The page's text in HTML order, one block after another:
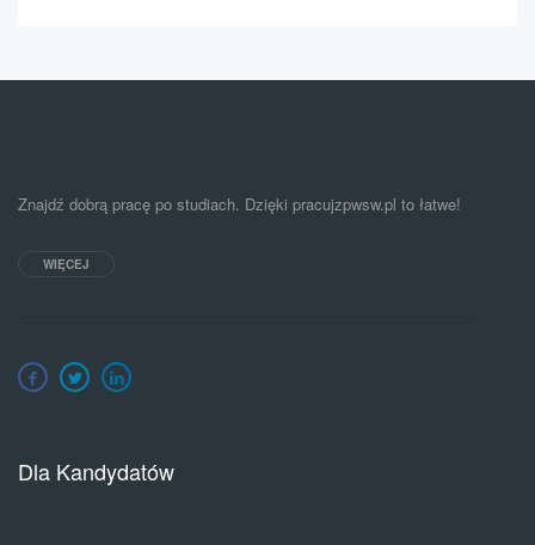
Znajdź dobrą pracę po studiach. Dzięki pracujzpwsw.pl to łatwe!
WIĘCEJ
Dla Kandydatów